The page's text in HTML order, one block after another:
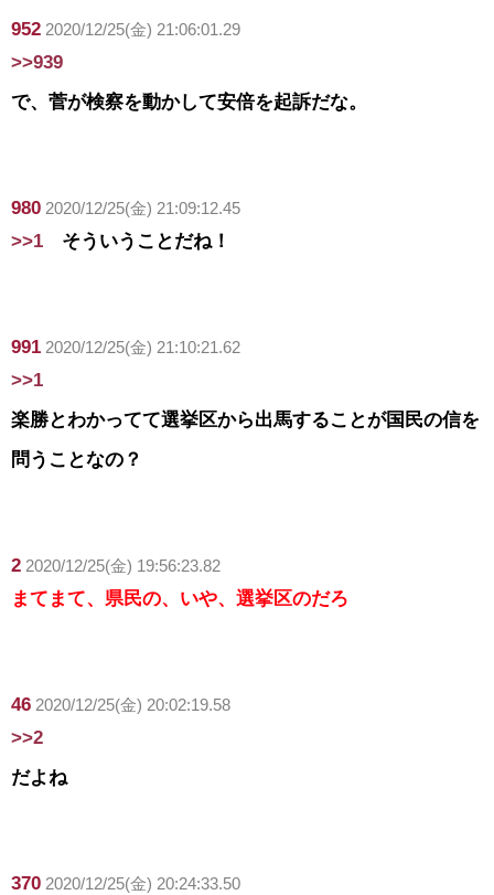
952 2020/12/25(金) 21:06:01.29
>>939
で、菅が検察を動かして安倍を起訴だな。
980 2020/12/25(金) 21:09:12.45
>>1 そういうことだね！
991 2020/12/25(金) 21:10:21.62
>>1
楽勝とわかってて選挙区から出馬することが国民の信を
問うことなの？
2 2020/12/25(金) 19:56:23.82
まてまて、県民の、いや、選挙区のだろ
46 2020/12/25(金) 20:02:19.58
>>2
だよね
370 2020/12/25(金) 20:24:33.50